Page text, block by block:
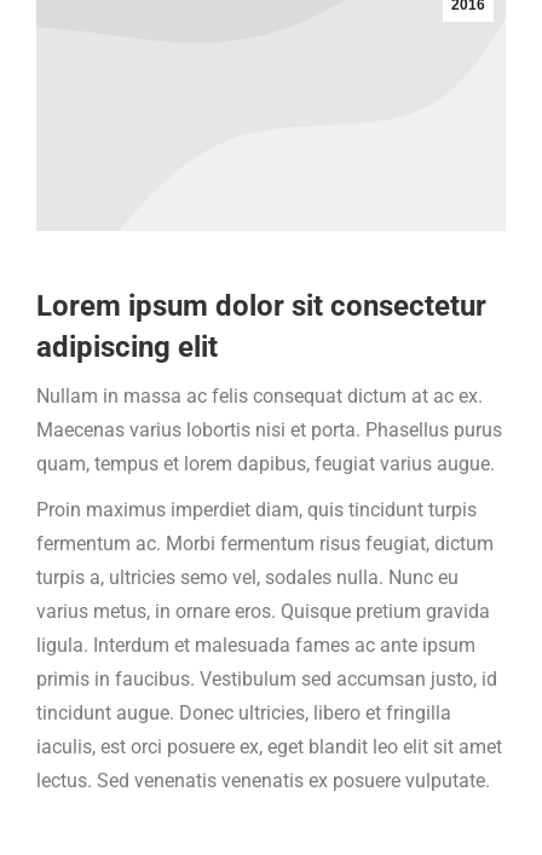
2016
Lorem ipsum dolor sit consectetur
adipiscing elit
Nullam in massa ac felis consequat dictum at ac ex.
Maecenas varius lobortis nisi et porta. Phasellus purus
quam, tempus et lorem dapibus, feugiat varius augue.
Proin maximus imperdiet diam, quis tincidunt turpis
fermentum ac. Morbi fermentum risus feugiat, dictum
turpis a, ultricies semo vel, sodales nulla. Nunc eu
varius metus, in ornare eros. Quisque pretium gravida
ligula. Interdum et malesuada fames ac ante ipsum
primis in faucibus. Vestibulum sed accumsan justo, id
tincidunt augue. Donec ultricies, libero et fringilla
iaculis, est orci posuere ex, eget blandit leo elit sit amet
lectus. Sed venenatis venenatis ex posuere vulputate.